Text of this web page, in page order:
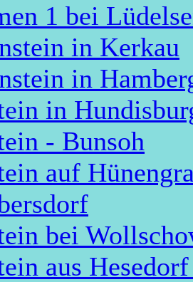
1 bei
in Kerkau
in
in
- Bunsoh
auf
bei
aus